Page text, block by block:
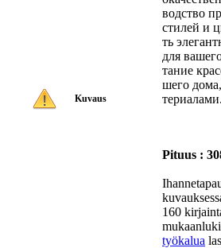
Kuvaus
водство
стилей и
ть
для
тание
шего
териалами.
Pituus :
160
työkalua